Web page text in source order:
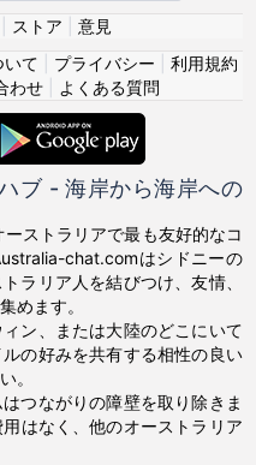
ストア
意見
いて プライバシー
利用規約
わせ| よくある質問
ブ - 海岸から海岸への
ストラリアで最も友好的なコ
chat.comはシドニーの
ラリア人を結びつけ、友情、
めます。
ン、または大陸のどこにいて
の好みを共有する相性の良い
。
つながりの障壁を取り除きま
はなく、他のオーストラリア